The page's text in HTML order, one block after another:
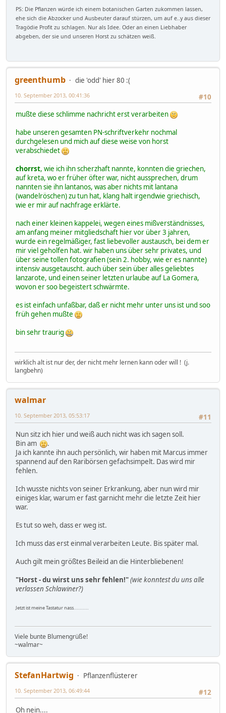
PS: Die Pflanzen würde ich einem botanischen Garten zukommen lassen,
ehe sich die Abzocker und Ausbeuter darauf stürzen, um auf e..y aus dieser
Tragödie Profit zu schlagen. Nur als Idee. Oder an einen Liebhaber
abgeben, der sie und unseren Horst zu schätzen weiß.
greenthumb
die 'odd' hier 80 :(
#10
10. September 2013, 00:41:36
mußte diese schlimme nachricht erst verarbeiten
habe unseren gesamten PN-schriftverkehr nochmal
durchgelesen und mich auf diese weise von horst
verabschiedet
chorrst, wie ich ihn scherzhaft nannte, konnten die griechen,
auf kreta, wo er früher öfter war, nicht aussprechen, drum
nannten sie ihn lantanos, was aber nichts mit lantana
(wandelröschen) zu tun hat, klang halt irgendwie griechisch,
wie er mir auf nachfrage erklärte.
nach einer kleinen kappelei, wegen eines mißverständnisses,
am anfang meiner mitgliedschaft hier vor über 3 jahren,
wurde ein regelmäßiger, fast liebevoller austausch, bei dem er
mir viel geholfen hat. wir haben uns über sehr privates, und
über seine tollen fotografien (sein 2. hobby, wie er es nannte)
intensiv ausgetauscht. auch über sein über alles geliebtes
lanzarote, und einen seiner letzten urlaube auf La Gomera,
wovon er soo begeistert schwärmte.
es ist einfach unfaßbar, daß er nicht mehr unter uns ist und soo
früh gehen mußte
bin sehr traurig
wirklich alt ist nur der, der nicht mehr lernen kann oder will ! (j.
langbehn)
walmar
#11
10. September 2013, 05:53:17
Nun sitz ich hier und weiß auch nicht was ich sagen soll.
Bin am
.
Ja ich kannte ihn auch persönlich, wir haben mit Marcus immer
spannend auf den Raribörsen gefachsimpelt. Das wird mir
fehlen.
Ich wusste nichts von seiner Erkrankung, aber nun wird mir
einiges klar, warum er fast garnicht mehr die letzte Zeit hier
war.
Es tut so weh, dass er weg ist.
Ich muss das erst einmal verarbeiten Leute. Bis später mal.
Auch gilt mein größtes Beileid an die Hinterbliebenen!
"Horst - du wirst uns sehr fehlen!"(wie konntest du uns alle
verlassen Schlawiner?)
Jetzt ist meine Tastatur nass..........
Viele bunte Blumengrüße!
~walmar~
StefanHartwig
Pflanzenflüsterer
#12
10. September 2013, 06:49:44
Oh nein....